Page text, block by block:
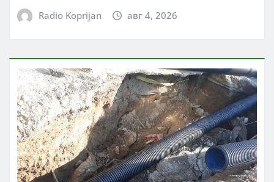
Radio Koprijan авг 4, 2026